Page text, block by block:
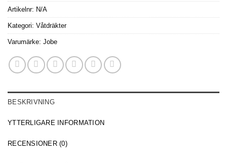
Artikelnr: N/A
Kategori: Våtdräkter
Varumärke: Jobe
BESKRIVNING
YTTERLIGARE INFORMATION
RECENSIONER (0)